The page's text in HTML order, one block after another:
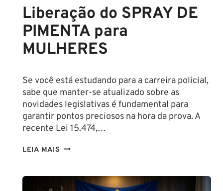
Liberação do SPRAY DE
PIMENTA para
MULHERES
Se você está estudando para a carreira policial,
sabe que manter-se atualizado sobre as
novidades legislativas é fundamental para
garantir pontos preciosos na hora da prova. A
recente Lei 15.474,…
LEIA MAIS LIBERAÇÃO
DE